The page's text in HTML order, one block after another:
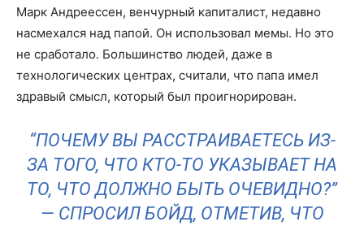
Марк Андреессен, венчурный капиталист, недавно
насмехался над папой. Он использовал мемы. Но это
не сработало. Большинство людей, даже в
технологических центрах, считали, что папа имел
здравый смысл, который был проигнорирован.
“ПОЧЕМУ ВЫ РАССТРАИВАЕТЕСЬ ИЗ-
ЗА ТОГО, ЧТО КТО-ТО УКАЗЫВАЕТ НА
ТО, ЧТО ДОЛЖНО БЫТЬ ОЧЕВИДНО?”
— СПРОСИЛ БОЙД, ОТМЕТИВ, ЧТО